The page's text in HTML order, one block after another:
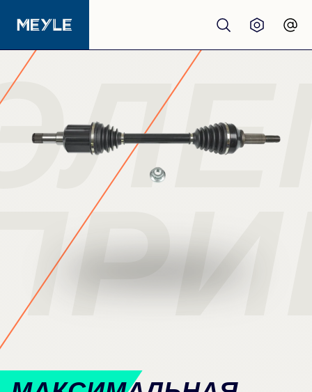
Продукция
качество
Автосервисы
Дистрибьюторы
О нас
Контентный центр